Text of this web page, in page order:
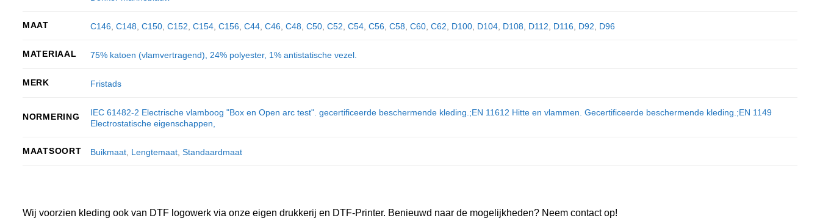
MAAT C146 ,C148 ,C150 ,C152 ,C154 ,C156 ,C44 ,C46 ,C48 ,C50 ,C52 ,C54 ,C56 ,C58 ,C60 ,C62 D100 D104 D108 D112 D116 D92 D96
MATERIAAL 75% katoen (vlamvertragend), 24% polyester, 1% antistatische vezel.
MERK Fristads
NORMERING
IEC 61482-2 Electrische vlamboog "Box en Open arc test". gecertificeerde beschermende kleding.;EN 11612 Hitte en vlammen. Gecertificeerde beschermende kleding.;EN 1149
Electrostatische eigenschappen,
MAATSOORT Buikmaat Lengtemaat ,Standaardmaat
Wij voorzien kleding ook van DTF logowerk via onze eigen drukkerij en DTF-Printer. Benieuwd naar de mogelijkheden? Neem contact op!